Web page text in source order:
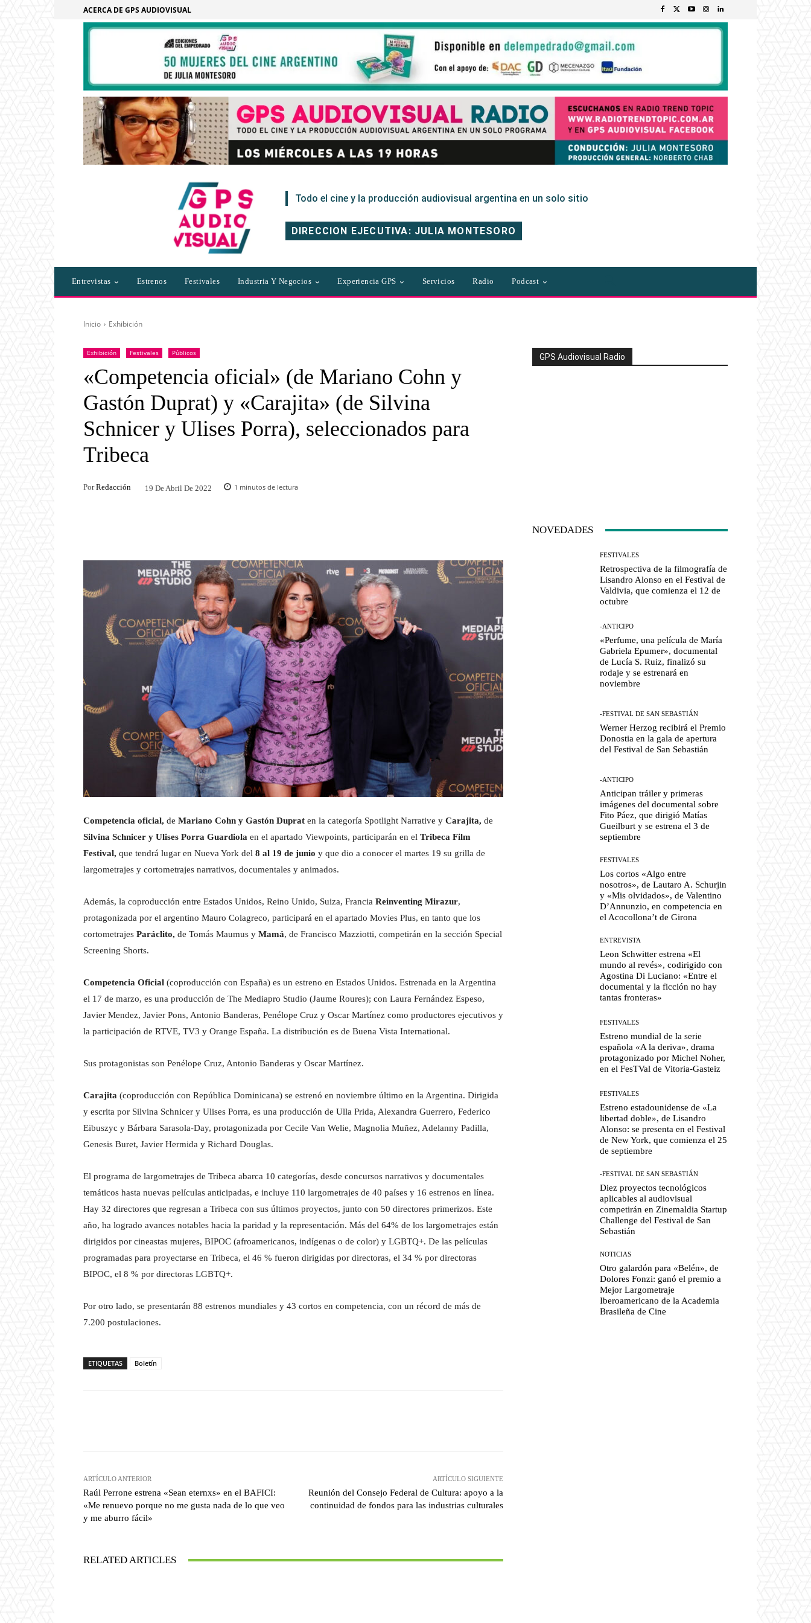
ACERCA DE GPS AUDIOVISUAL
Todo el cine y la producción audiovisual argentina en un solo sitio
DIRECCION EJECUTIVA: JULIA MONTESORO
Entrevistas Estrenos Festivales Industria Y Negocios Experiencia GPS Servicios Radio Podcast
Inicio Exhibición
Exhibición Festivales Públicos
«Competencia oficial» (de Mariano Cohn y
Gastón Duprat) y «Carajita» (de Silvina
Schnicer y Ulises Porra), seleccionados para
Tribeca
Por Redacción 19 De Abril De 2022 1 minutos de lectura
Competencia oficial, de Mariano Cohn y Gastón Duprat en la categoría Spotlight Narrative y Carajita, de
Silvina Schnicer y Ulises Porra Guardiola en el apartado Viewpoints, participarán en el Tribeca Film
Festival, que tendrá lugar en Nueva York del 8 al 19 de junio y que dio a conocer el martes 19 su grilla de
largometrajes y cortometrajes narrativos, documentales y animados.
Además, la coproducción entre Estados Unidos, Reino Unido, Suiza, Francia Reinventing Mirazur,
protagonizada por el argentino Mauro Colagreco, participará en el apartado Movies Plus, en tanto que los
cortometrajes Paráclito, de Tomás Maumus y Mamá, de Francisco Mazziotti, competirán en la sección Special
Screening Shorts.
Competencia Oficial (coproducción con España) es un estreno en Estados Unidos. Estrenada en la Argentina
el 17 de marzo, es una producción de The Mediapro Studio (Jaume Roures); con Laura Fernández Espeso,
Javier Mendez, Javier Pons, Antonio Banderas, Penélope Cruz y Oscar Martínez como productores ejecutivos y
la participación de RTVE, TV3 y Orange España. La distribución es de Buena Vista International.
Sus protagonistas son Penélope Cruz, Antonio Banderas y Oscar Martínez.
Carajita (coproducción con República Dominicana) se estrenó en noviembre último en la Argentina. Dirigida
y escrita por Silvina Schnicer y Ulises Porra, es una producción de Ulla Prida, Alexandra Guerrero, Federico
Eibuszyc y Bárbara Sarasola-Day, protagonizada por Cecile Van Welie, Magnolia Muñez, Adelanny Padilla,
Genesis Buret, Javier Hermida y Richard Douglas.
El programa de largometrajes de Tribeca abarca 10 categorías, desde concursos narrativos y documentales
temáticos hasta nuevas películas anticipadas, e incluye 110 largometrajes de 40 países y 16 estrenos en línea.
Hay 32 directores que regresan a Tribeca con sus últimos proyectos, junto con 50 directores primerizos. Este
año, ha logrado avances notables hacia la paridad y la representación. Más del 64% de los largometrajes están
dirigidos por cineastas mujeres, BIPOC (afroamericanos, indígenas o de color) y LGBTQ+. De las películas
programadas para proyectarse en Tribeca, el 46 % fueron dirigidas por directoras, el 34 % por directoras
BIPOC, el 8 % por directoras LGBTQ+.
Por otro lado, se presentarán 88 estrenos mundiales y 43 cortos en competencia, con un récord de más de
7.200 postulaciones.
ETIQUETAS Boletín
ARTÍCULO ANTERIOR
Raúl Perrone estrena «Sean eternxs» en el BAFICI:
«Me renuevo porque no me gusta nada de lo que veo
y me aburro fácil»
ARTÍCULO SIGUIENTE
Reunión del Consejo Federal de Cultura: apoyo a la
continuidad de fondos para las industrias culturales
RELATED ARTICLES
GPS Audiovisual Radio
NOVEDADES
FESTIVALES
Retrospectiva de la filmografía de
Lisandro Alonso en el Festival de
Valdivia, que comienza el 12 de
octubre
-ANTICIPO
«Perfume, una película de María
Gabriela Epumer», documental
de Lucía S. Ruiz, finalizó su
rodaje y se estrenará en
noviembre
-FESTIVAL DE SAN SEBASTIÁN
Werner Herzog recibirá el Premio
Donostia en la gala de apertura
del Festival de San Sebastián
-ANTICIPO
Anticipan tráiler y primeras
imágenes del documental sobre
Fito Páez, que dirigió Matías
Gueilburt y se estrena el 3 de
septiembre
FESTIVALES
Los cortos «Algo entre
nosotros», de Lautaro A. Schurjin
y «Mis olvidados», de Valentino
D’Annunzio, en competencia en
el Acocollona’t de Girona
ENTREVISTA
Leon Schwitter estrena «El
mundo al revés», codirigido con
Agostina Di Luciano: «Entre el
documental y la ficción no hay
tantas fronteras»
FESTIVALES
Estreno mundial de la serie
española «A la deriva», drama
protagonizado por Michel Noher,
en el FesTVal de Vitoria-Gasteiz
FESTIVALES
Estreno estadounidense de «La
libertad doble», de Lisandro
Alonso: se presenta en el Festival
de New York, que comienza el 25
de septiembre
-FESTIVAL DE SAN SEBASTIÁN
Diez proyectos tecnológicos
aplicables al audiovisual
competirán en Zinemaldia Startup
Challenge del Festival de San
Sebastián
NOTICIAS
Otro galardón para «Belén», de
Dolores Fonzi: ganó el premio a
Mejor Largometraje
Iberoamericano de la Academia
Brasileña de Cine